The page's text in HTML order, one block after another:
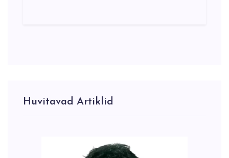
Huvitavad Artiklid